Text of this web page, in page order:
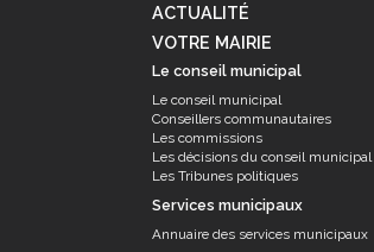
ACTUALITÉ
VOTRE MAIRIE
Le conseil municipal
Le conseil municipal
Conseillers communautaires
Les commissions
Les décisions du conseil municipal
Les Tribunes politiques
Services municipaux
Annuaire des services municipaux